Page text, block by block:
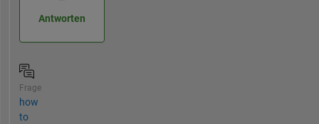
Antworten
Frage
how
to